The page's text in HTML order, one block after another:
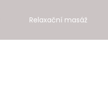
Relaxační masáž